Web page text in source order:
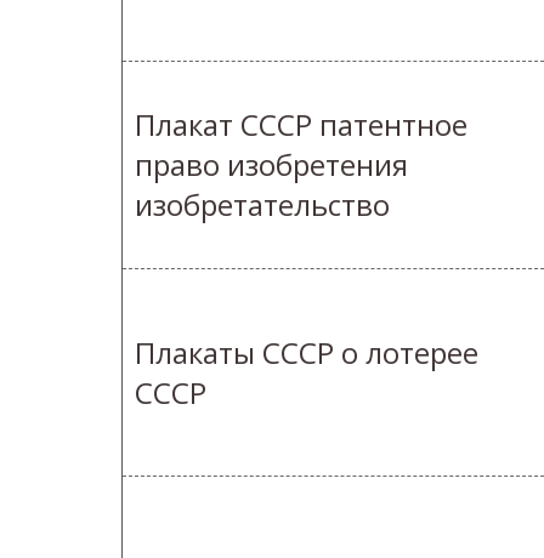
Плакат СССР патентное
право изобретения
изобретательство
Плакаты СССР о лотерее
СССР